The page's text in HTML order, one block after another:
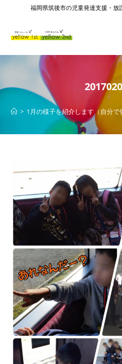
福岡県筑後市の児童発達支援・放
> 1月の様子を紹介します（自分